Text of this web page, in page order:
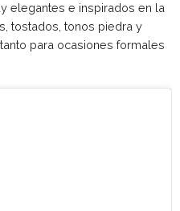
elegantes e inspirados en la
tostados, tonos piedra y
para ocasiones formales